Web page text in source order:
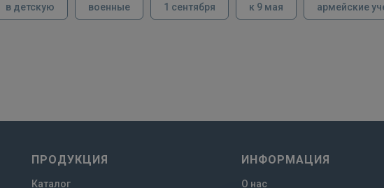
в детскую военные 1 сентября к 9 мая армейские
ПРОДУКЦИЯ
Каталог
ИНФОРМАЦИЯ
О нас